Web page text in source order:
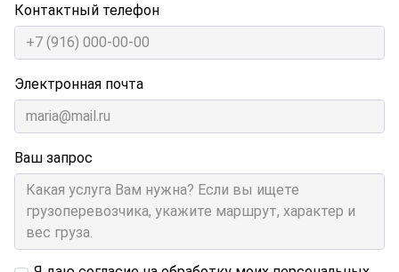
Контактный телефон
Электронная почта
Ваш запрос